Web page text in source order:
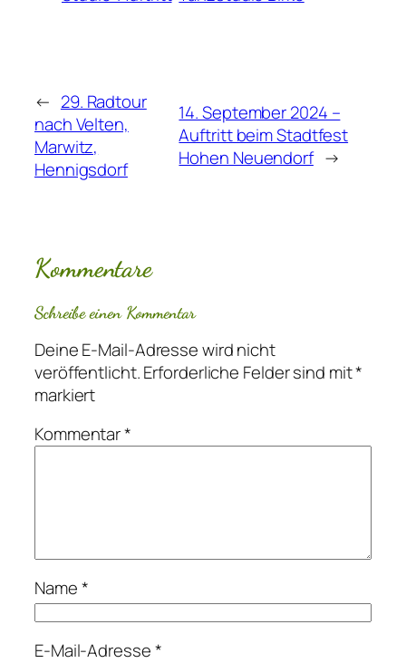
← 29. Radtour
nach Velten,
Marwitz,
Hennigsdorf
14. September 2024 –
Auftritt beim Stadtfest
Hohen Neuendorf →
Kommentare
Schreibe einen Kommentar
Deine E-Mail-Adresse wird nicht
veröffentlicht.Erforderliche Felder sind mit*
markiert
Kommentar*
Name*
E-Mail-Adresse*